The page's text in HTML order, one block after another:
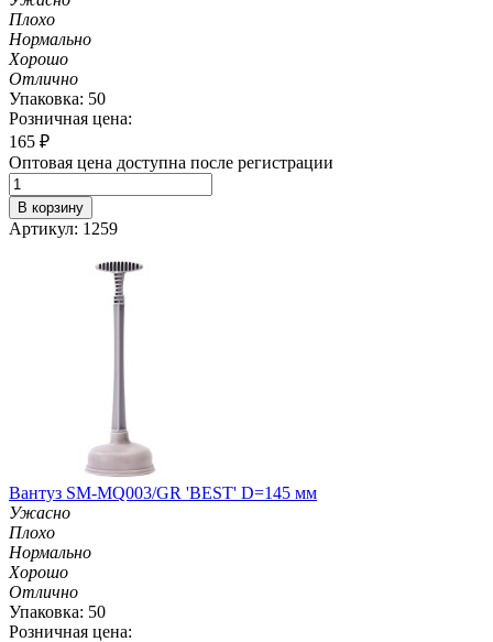
Плохо
Нормально
Хорошо
Отлично
Упаковка: 50
Розничная цена:
165 ₽
Оптовая цена доступна после регистрации
В корзину
Артикул: 1259
Вантуз SM-MQ003/GR 'BEST' D=145 мм
Ужасно
Плохо
Нормально
Хорошо
Отлично
Упаковка: 50
Розничная цена: